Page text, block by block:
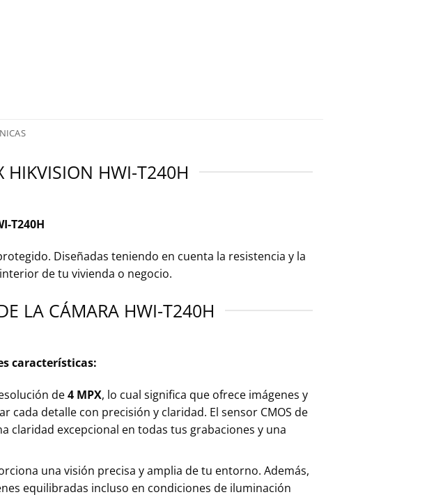
HWI-T240H
T240H
Diseñadas teniendo en cuenta la resistencia y la
de tu vivienda o negocio.
LA CÁMARA HWI-T240H
características:
de4 MPX, lo cual significa que ofrece imágenes y
detalle con precisión y claridad. El sensor CMOS de
claridad excepcional en todas tus grabaciones y una
una visión precisa y amplia de tu entorno. Además,
equilibradas incluso en condiciones de iluminación